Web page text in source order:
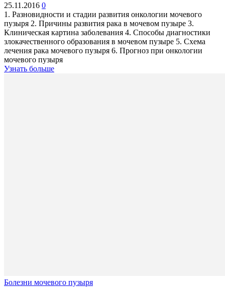
25.11.2016 0
1. Разновидности и стадии развития онкологии мочевого
пузыря 2. Причины развития рака в мочевом пузыре 3.
Клиническая картина заболевания 4. Способы диагностики
злокачественного образования в мочевом пузыре 5. Схема
лечения рака мочевого пузыря 6. Прогноз при онкологии
мочевого пузыря
Узнать больше
Болезни мочевого пузыря